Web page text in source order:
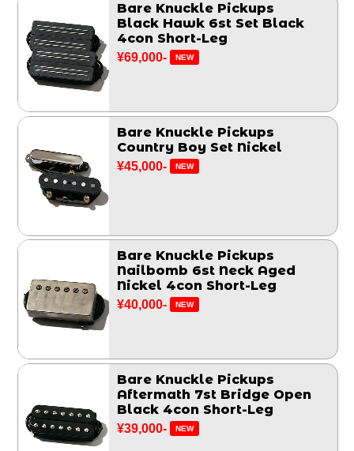
Bare Knuckle Pickups
Black Hawk 6st Set Black
4con Short-Leg
¥69,000- NEW
Bare Knuckle Pickups
Country Boy Set Nickel
¥45,000- NEW
Bare Knuckle Pickups
Nailbomb 6st Neck Aged
Nickel 4con Short-Leg
¥40,000- NEW
Bare Knuckle Pickups
Aftermath 7st Bridge Open
Black 4con Short-Leg
¥39,000- NEW